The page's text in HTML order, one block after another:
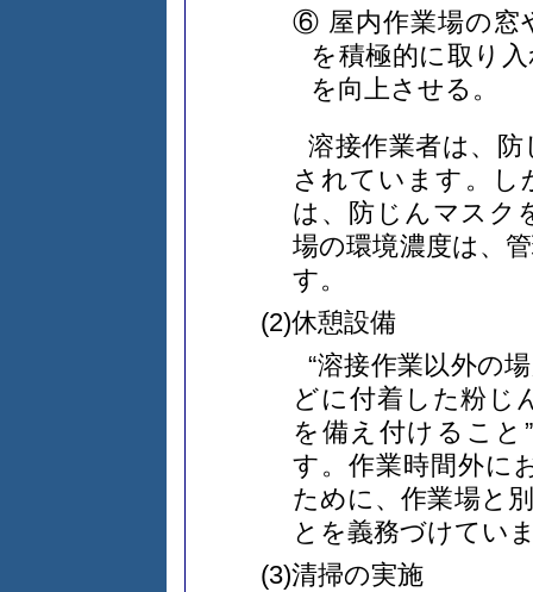
⑥ 屋内作業場の窓
を積極的に取り
を向上させる。
溶接作業者は、
されています。し
は、防じんマスク
場の環境濃度は、
す。
(2)休憩設備
“溶接作業以外の
どに付着した粉じ
を備え付けるこ
す。作業時間外に
ために、作業場と
とを義務づけてい
(3)清掃の実施